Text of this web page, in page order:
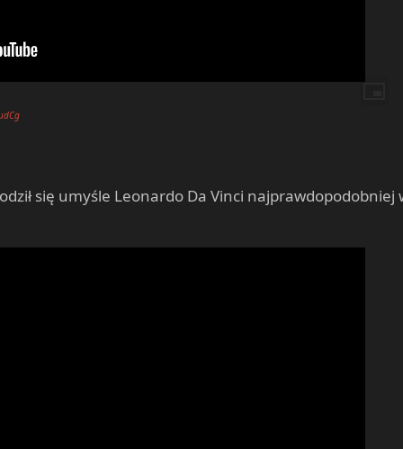
się umyśle Leonardo Da Vinci najprawdopodobniej